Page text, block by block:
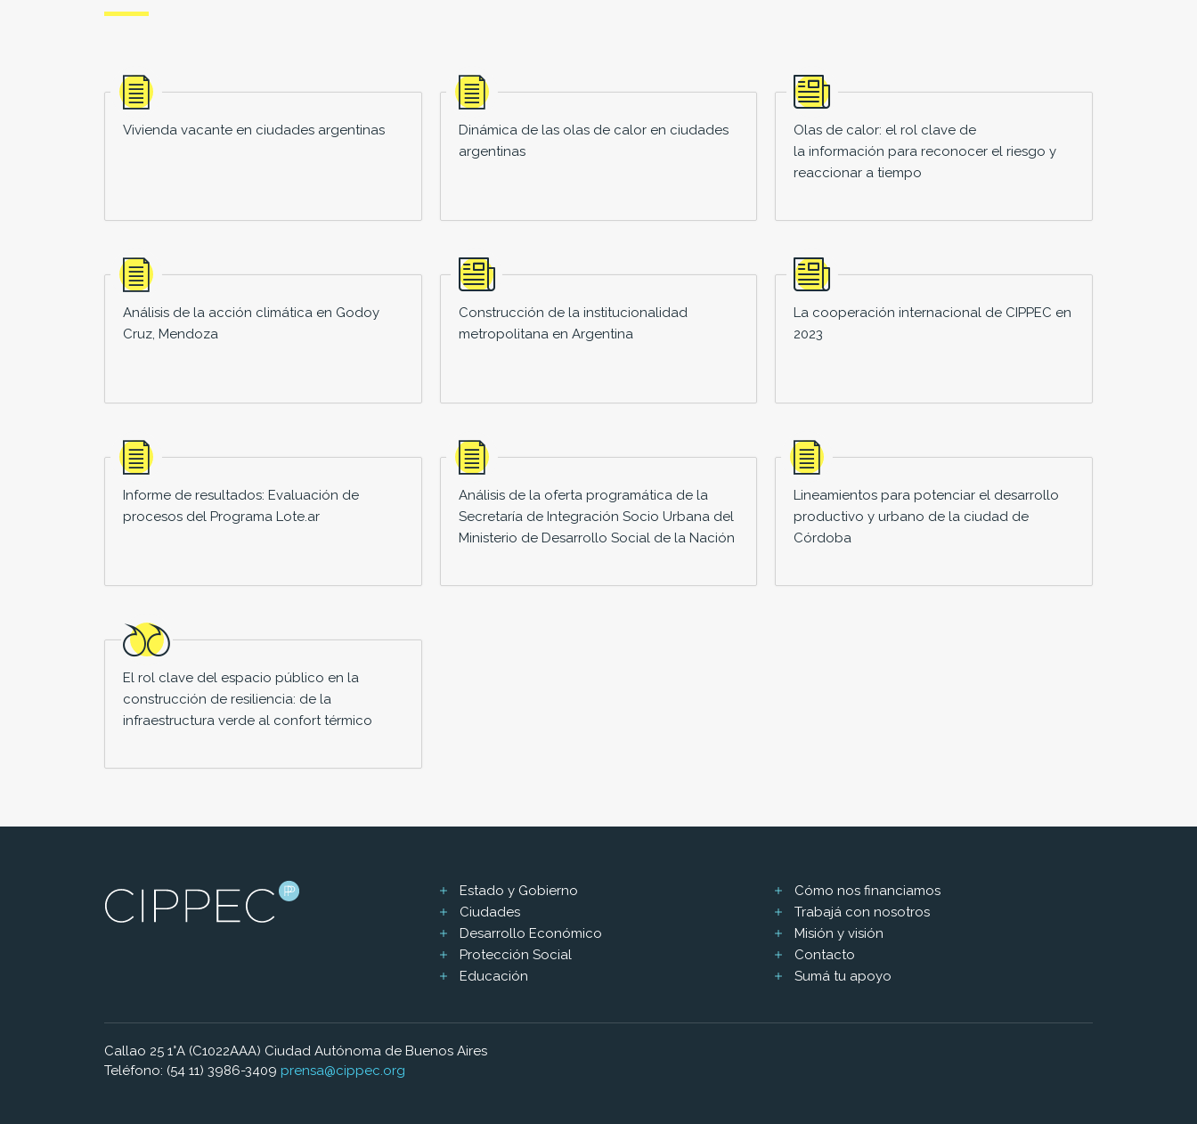
Vivienda vacante en ciudades argentinas
Dinámica de las olas de calor en ciudades
argentinas
Olas de calor: el rol clave de
la información para reconocer el riesgo y
reaccionar a tiempo
Análisis de la acción climática en Godoy
Cruz, Mendoza
Construcción de la institucionalidad
metropolitana en Argentina
La cooperación internacional de CIPPEC en
2023
Informe de resultados: Evaluación de
procesos del Programa Lote.ar
Análisis de la oferta programática de la
Secretaría de Integración Socio Urbana del
Ministerio de Desarrollo Social de la Nación
Lineamientos para potenciar el desarrollo
productivo y urbano de la ciudad de
Córdoba
El rol clave del espacio público en la
construcción de resiliencia: de la
infraestructura verde al confort térmico
Estado y Gobierno
Ciudades
Desarrollo Económico
Protección Social
Educación
Cómo nos financiamos
Trabajá con nosotros
Misión y visión
Contacto
Sumá tu apoyo
Callao 25 1°A (C1022AAA) Ciudad Autónoma de Buenos Aires
Teléfono: (54 11) 3986-3409 prensa@cippec.org